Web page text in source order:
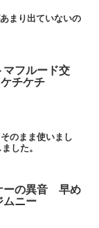
まり出ていないの
フルード交
チケチ
のまま使いまし
した。
ーの異音 早め
ニー